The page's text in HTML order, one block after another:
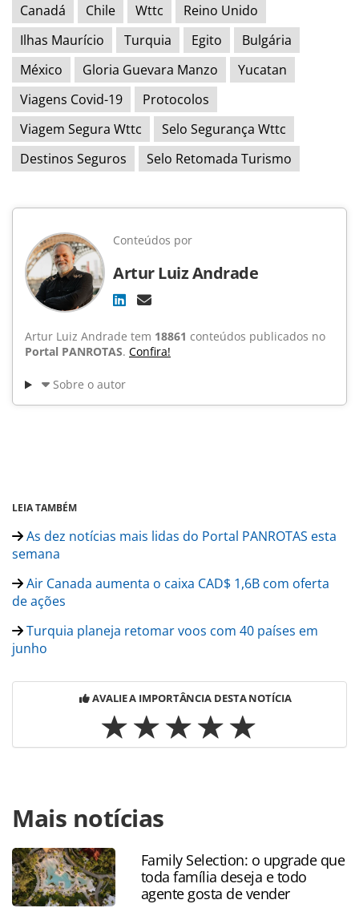
Canadá Chile Wttc
Reino Unido
Ilhas Maurício
Turquia Egito
Bulgária
México
Gloria Guevara Manzo
Yucatan
Viagens Covid-19
Protocolos
Viagem Segura Wttc
Selo Segurança Wttc
Destinos Seguros
Selo Retomada Turismo
Conteúdos por
Artur Luiz Andrade
Artur Luiz Andrade tem 18861 conteúdos publicados no
Portal PANROTAS. Confira!
Sobre o autor
LEIA TAMBÉM
As dez notícias mais lidas do Portal PANROTAS esta
semana
Air Canada aumenta o caixa CAD$ 1,6B com oferta
de ações
Turquia planeja retomar voos com 40 países em
junho
AVALIE A IMPORTÂNCIA DESTA NOTÍCIA
https://www.panrotas.com.br/coronavirus/superando-o-
coronavirus/2020/06/mais-8-destinos-ganham-selo-de-
seguranca-do-wttc-veja-quais_174160.html ou as
ferramentas oferecidas na página. Todo o conteúdo
produzido pela PANROTAS Editora é protegido pela
legislação brasileira sobre direito autoral. Não reproduza o
Mais notícias
Family Selection: o upgrade que
toda família deseja e todo
agente gosta de vender